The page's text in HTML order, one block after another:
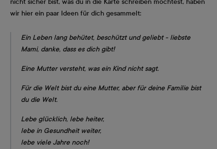
nicht sicher bist, was du in die Karte schreiben möchtest, haben
wir hier ein paar Ideen für dich gesammelt:
Ein Leben lang behütet, beschützt und geliebt - liebste
Mami, danke, dass es dich gibt!
Eine Mutter versteht, was ein Kind nicht sagt.
Für die Welt bist du eine Mutter, aber für deine Familie bist
du die Welt.
Lebe glücklich, lebe heiter,
lebe in Gesundheit weiter,
lebe viele Jahre noch!